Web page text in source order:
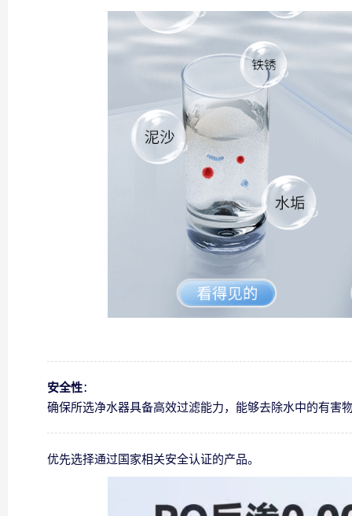
安全性：
确保所选净水器具备高效过滤能力，能够去除水中的有害
优先选择通过国家相关安全认证的产品。